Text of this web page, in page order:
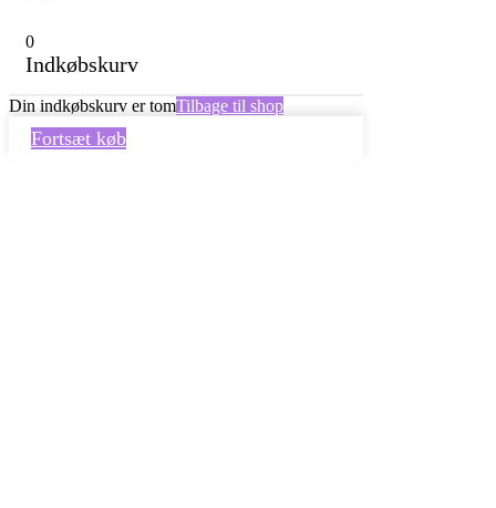
0
Indkøbskurv
Din indkøbskurv er tomTilbage til shop
Fortsæt køb